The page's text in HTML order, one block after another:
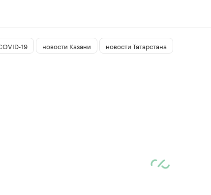
19 новости Казани новости Татарстана